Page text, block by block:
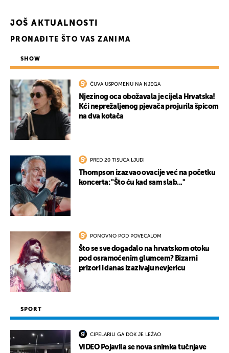
JOŠ AKTUALNOSTI
PRONAĐITE ŠTO VAS ZANIMA
SHOW
ČUVA USPOMENU NA NJEGA
Njezinog oca obožavala je cijela Hrvatska!
Kći neprežaljenog pjevača projurila špicom
na dva kotača
PRED 20 TISUĆA LJUDI
Thompson izazvao ovacije već na početku
koncerta: "Što ću kad sam slab..."
PONOVNO POD POVEĆALOM
Što se sve događalo na hrvatskom otoku
pod osramoćenim glumcem? Bizarni
prizori i danas izazivaju nevjericu
SPORT
CIPELARILI GA DOK JE LEŽAO
VIDEO Pojavila se nova snimka tučnjave